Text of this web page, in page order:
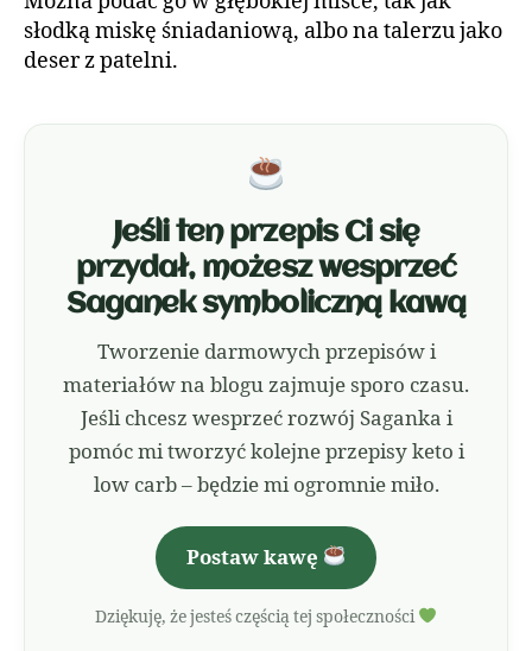
słodką miskę śniadaniową, albo na talerzu jako
deser z patelni.
Jeśli ten przepis Ci się
przydał, możesz wesprzeć
Saganek symboliczną kawą
Tworzenie darmowych przepisów i
materiałów na blogu zajmuje sporo czasu.
Jeśli chcesz wesprzeć rozwój Saganka i
pomóc mi tworzyć kolejne przepisy keto i
low carb – będzie mi ogromnie miło.
Postaw kawę
Dziękuję, że jesteś częścią tej społeczności